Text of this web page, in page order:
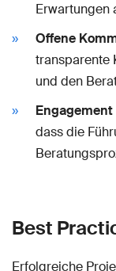
Erwartungen
Offene
transparente
und den
dass die
Best
Erfolgreiche